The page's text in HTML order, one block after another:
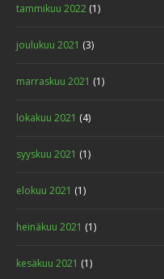
tammikuu 2022 (1)
joulukuu 2021 (3)
marraskuu 2021 (1)
lokakuu 2021 (4)
syyskuu 2021 (1)
elokuu 2021 (1)
heinäkuu 2021 (1)
kesäkuu 2021 (1)